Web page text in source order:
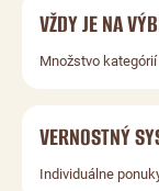
VŽDY JE NA
Množstvo
VERNOSTNÝ
Individuálne